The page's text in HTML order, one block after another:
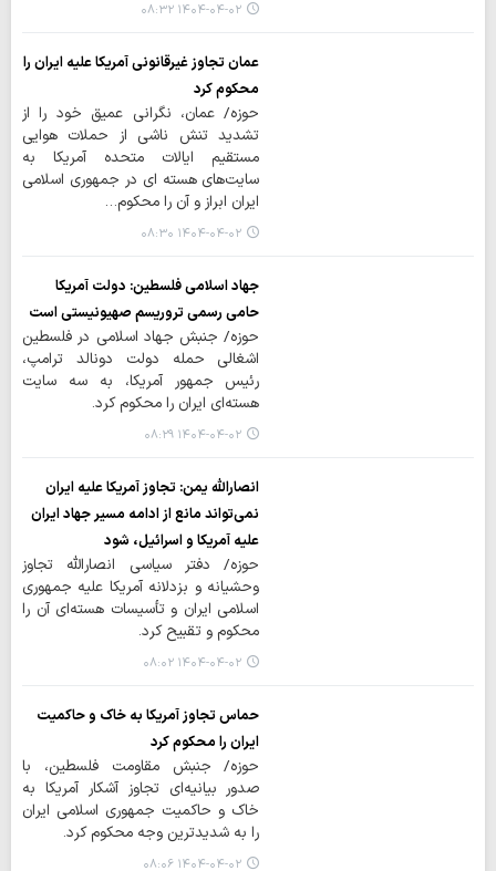
۱۴۰۴-۰۴-۰۲ ۰۸:۳۲
عمان تجاوز غیرقانونی آمریکا علیه ایران را
محکوم کرد
حوزه/ عمان، نگرانی عمیق خود را از
تشدید تنش ناشی از حملات هوایی
مستقیم ایالات متحده آمریکا به
سایت‌های هسته ای در جمهوری اسلامی
ایران ابراز و آن را محکوم…
۱۴۰۴-۰۴-۰۲ ۰۸:۳۰
جهاد اسلامی فلسطین: دولت آمریکا
حامی رسمی تروریسم صهیونیستی است
حوزه/ جنبش جهاد اسلامی در فلسطین
اشغالی حمله دولت دونالد ترامپ،
رئیس جمهور آمریکا، به سه سایت
هسته‌ای ایران را محکوم کرد.
۱۴۰۴-۰۴-۰۲ ۰۸:۲۹
انصارالله یمن: تجاوز آمریکا علیه ایران
نمی‌تواند مانع از ادامه مسیر جهاد ایران
علیه آمریکا و اسرائیل، شود
حوزه/ دفتر سیاسی انصارالله تجاوز
وحشیانه و بزدلانه آمریکا علیه جمهوری
اسلامی ایران و تأسیسات هسته‌ای آن را
محکوم و تقبیح کرد.
۱۴۰۴-۰۴-۰۲ ۰۸:۰۲
حماس تجاوز آمریکا به خاک و حاکمیت
ایران را محکوم کرد
حوزه/ جنبش مقاومت فلسطین، با
صدور بیانیه‌ای تجاوز آشکار آمریکا به
خاک و حاکمیت جمهوری اسلامی ایران
را به شدیدترین وجه محکوم کرد.
۱۴۰۴-۰۴-۰۲ ۰۸:۰۶